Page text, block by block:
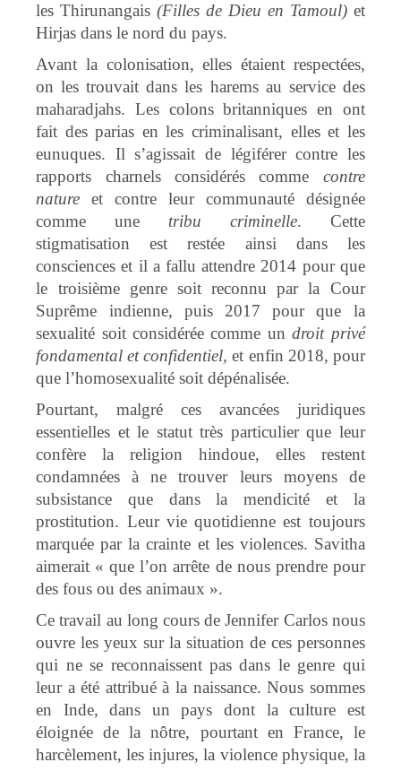
les Thirunangais(Filles de Dieu en Tamoul) et
Hirjas dans le nord du pays.
Avant la colonisation, elles étaient respectées,
on les trouvait dans les harems au service des
maharadjahs. Les colons britanniques en ont
fait des parias en les criminalisant, elles et les
eunuques. Il s’agissait de légiférer contre les
rapports charnels considérés comme contre
nature et contre leur communauté désignée
comme une tribu criminelle. Cette
stigmatisation est restée ainsi dans les
consciences et il a fallu attendre 2014 pour que
le troisième genre soit reconnu par la Cour
Suprême indienne, puis 2017 pour que la
sexualité soit considérée comme undroit privé
fondamental et confidentiel, et enfin 2018, pour
que l’homosexualité soit dépénalisée.
Pourtant, malgré ces avancées juridiques
essentielles et le statut très particulier que leur
confère la religion hindoue, elles restent
condamnées à ne trouver leurs moyens de
subsistance que dans la mendicité et la
prostitution. Leur vie quotidienne est toujours
marquée par la crainte et les violences. Savitha
aimerait « que l’on arrête de nous prendre pour
des fous ou des animaux ».
Ce travail au long cours de Jennifer Carlos nous
ouvre les yeux sur la situation de ces personnes
qui ne se reconnaissent pas dans le genre qui
leur a été attribué à la naissance. Nous sommes
en Inde, dans un pays dont la culture est
éloignée de la nôtre, pourtant en France, le
harcèlement, les injures, la violence physique, la